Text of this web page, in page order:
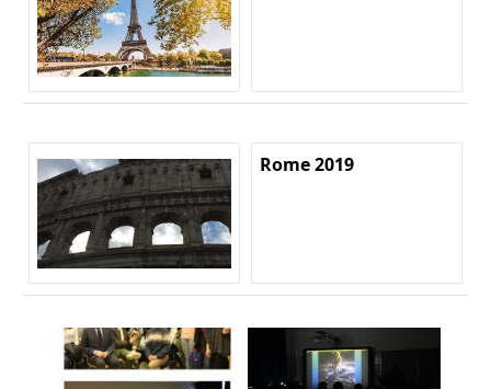
Rome 2019